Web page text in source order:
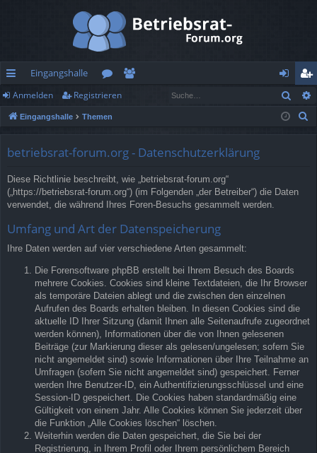
ch
ne
rif
Eingangshalle
or
en
n
m
n
eg
ist
Anmelden Registrieren
Eingangshalle Themen
betriebsrat-forum.org - Datenschutzerklärung
Diese Richtlinie beschreibt, wie „betriebsrat-forum.org“
(„https://betriebsrat-forum.org“) (im Folgenden „der Betreiber“) die Daten
verwendet, die während Ihres Foren-Besuchs gesammelt werden.
Umfang und Art der Datenspeicherung
Ihre Daten werden auf vier verschiedene Arten gesammelt:
Die Forensoftware phpBB erstellt bei Ihrem Besuch des Boards
mehrere Cookies. Cookies sind kleine Textdateien, die Ihr Browser
als temporäre Dateien ablegt und die zwischen den einzelnen
Aufrufen des Boards erhalten bleiben. In diesen Cookies sind die
aktuelle ID Ihrer Sitzung (damit Ihnen alle Seitenaufrufe zugeordnet
werden können), Informationen über die von Ihnen gelesenen
Beiträge (zur Markierung dieser als gelesen/ungelesen; sofern Sie
nicht angemeldet sind) sowie Informationen über Ihre Teilnahme an
Umfragen (sofern Sie nicht angemeldet sind) gespeichert. Ferner
werden Ihre Benutzer-ID, ein Authentifizierungsschlüssel und eine
Session-ID gespeichert. Die Cookies haben standardmäßig eine
Gültigkeit von einem Jahr. Alle Cookies können Sie jederzeit über
die Funktion „Alle Cookies löschen“ löschen.
Weiterhin werden die Daten gespeichert, die Sie bei der
Registrierung, in Ihrem Profil oder Ihrem persönlichem Bereich